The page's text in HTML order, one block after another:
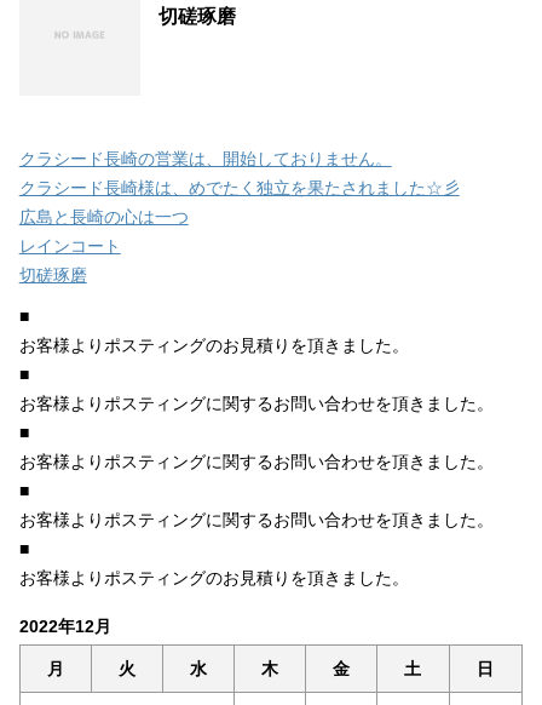
切磋琢磨
クラシード長崎の営業は、開始しておりません。
クラシード長崎様は、めでたく独立を果たされました☆彡
広島と長崎の心は一つ
レインコート
切磋琢磨
■
お客様よりポスティングのお見積りを頂きました。
■
お客様よりポスティングに関するお問い合わせを頂きました。
■
お客様よりポスティングに関するお問い合わせを頂きました。
■
お客様よりポスティングに関するお問い合わせを頂きました。
■
お客様よりポスティングのお見積りを頂きました。
2022年12月
月 火 水 木 金 土 日